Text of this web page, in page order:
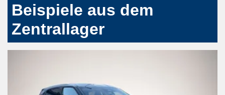
Beispiele aus dem
Zentrallager